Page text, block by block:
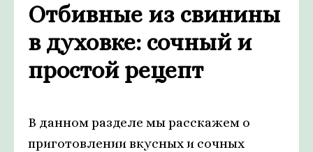
Отбивные из свинины
в духовке: сочный и
простой рецепт
В данном разделе мы расскажем о
приготовлении вкусных и сочных